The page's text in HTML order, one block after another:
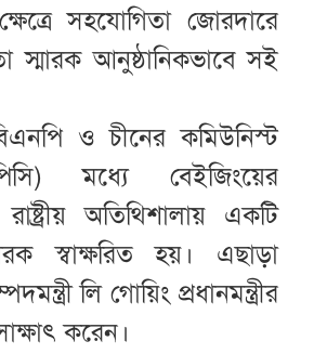
সহযোগিতা জোরদারে
স্মারক আনুষ্ঠানিকভাবে সই
ও চীনের কমিউনিস্ট
মধ্যে বেইজিংয়ের
অতিথিশালায় একটি
স্বাক্ষরিত হয়। এছাড়া
লি গোয়িং প্রধানমন্ত্রীর
করেন।